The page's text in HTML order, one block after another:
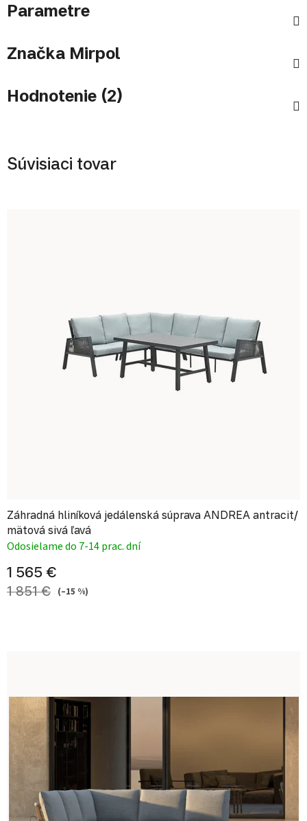
Parametre
Značka Mirpol
Hodnotenie (2)
Súvisiaci tovar
Záhradná hliníková jedálenská súprava ANDREA antracit/
mätová sivá ľavá
Odosielame do 7-14 prac. dní
1 565 €
1 851 € (–15 %)